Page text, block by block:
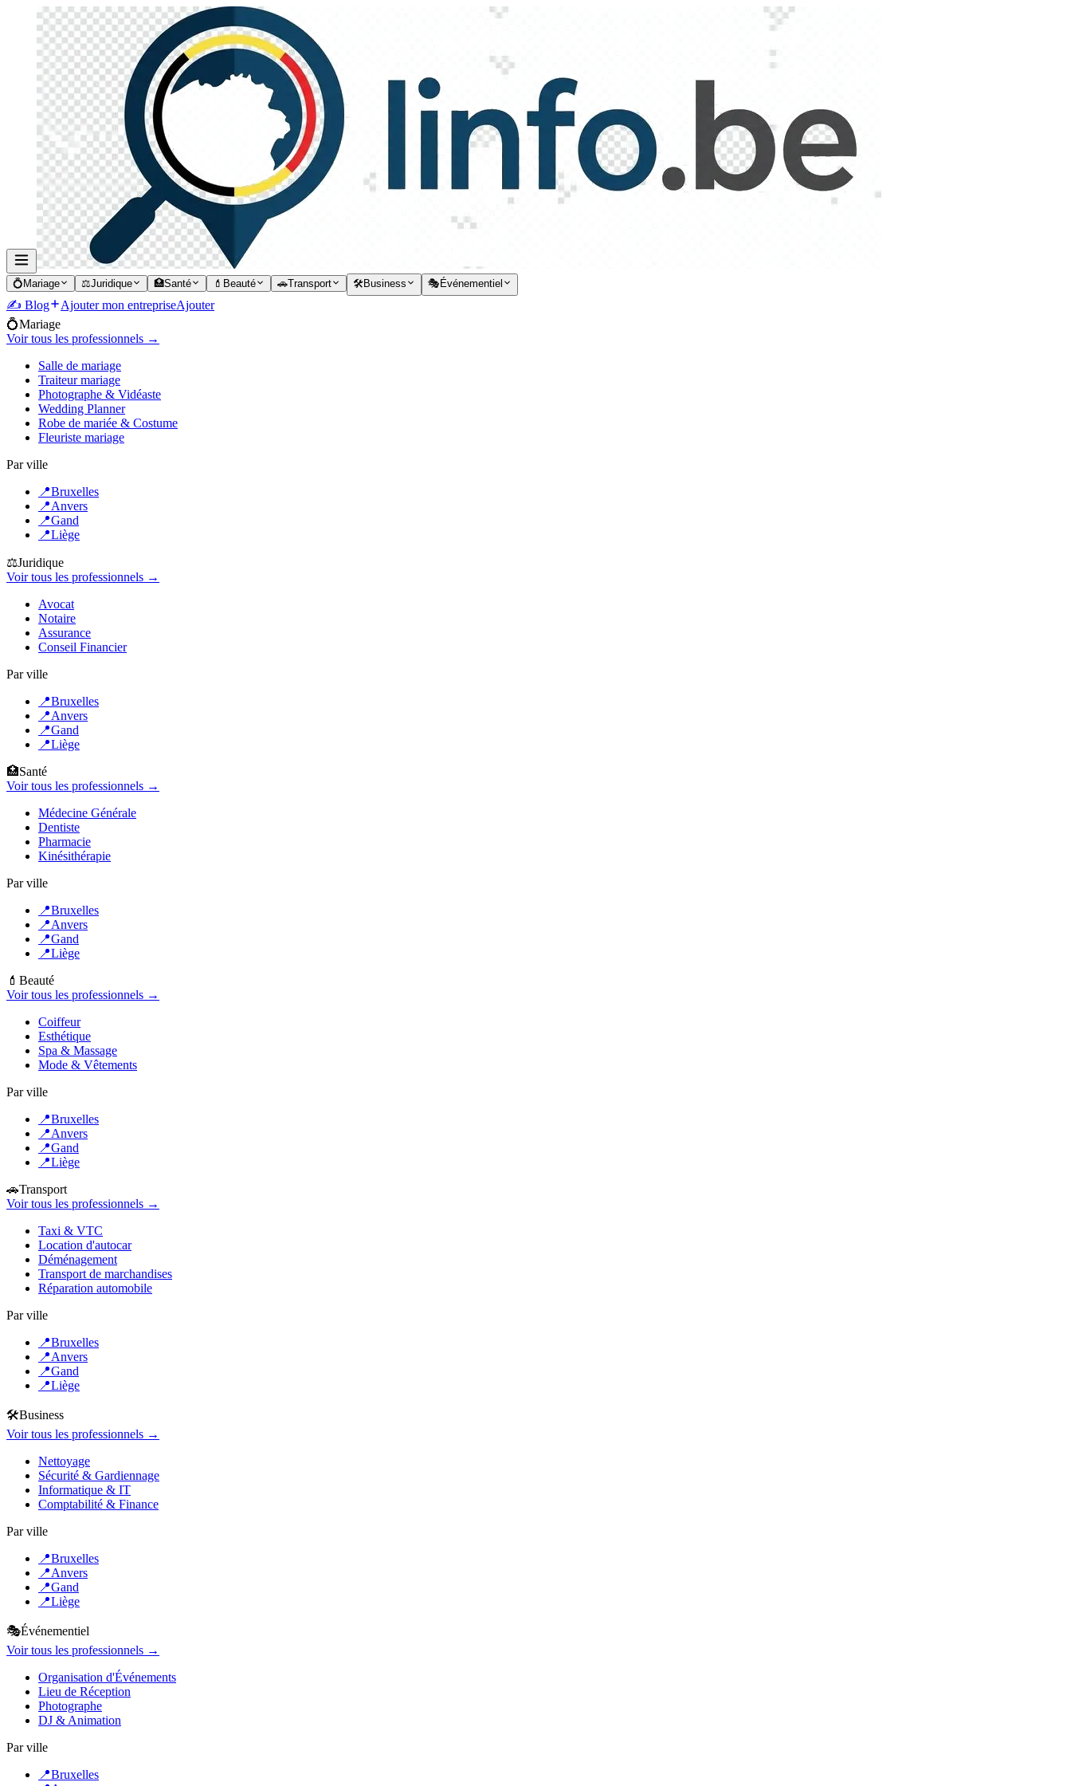
💍 Mariage ⚖️Juridique 🏥Santé 💄 Beauté 🚗Transport 🛠️Business 🎭 Événementiel
✍️ Blog Ajouter mon entrepriseAjouter
💍Mariage
Voir tous les professionnels →
Salle de mariage
Traiteur mariage
Photographe & Vidéaste
Wedding Planner
Robe de mariée & Costume
Fleuriste mariage
Par ville
📍Bruxelles
📍Anvers
📍Gand
📍Liège
⚖️Juridique
Voir tous les professionnels →
Avocat
Notaire
Assurance
Conseil Financier
Par ville
📍Bruxelles
📍Anvers
📍Gand
📍Liège
🏥Santé
Voir tous les professionnels →
Médecine Générale
Dentiste
Pharmacie
Kinésithérapie
Par ville
📍Bruxelles
📍Anvers
📍Gand
📍Liège
💄 Beauté
Voir tous les professionnels →
Coiffeur
Esthétique
Spa & Massage
Mode & Vêtements
Par ville
📍Bruxelles
📍Anvers
📍Gand
📍Liège
🚗Transport
Voir tous les professionnels →
Taxi & VTC
Location d'autocar
Déménagement
Transport de marchandises
Réparation automobile
Par ville
📍Bruxelles
📍Anvers
📍Gand
📍Liège
🛠️Business
Voir tous les professionnels →
Nettoyage
Sécurité & Gardiennage
Informatique & IT
Comptabilité & Finance
Par ville
📍Bruxelles
📍Anvers
📍Gand
📍Liège
🎭Événementiel
Voir tous les professionnels →
Organisation d'Événements
Lieu de Réception
Photographe
DJ & Animation
Par ville
📍Bruxelles